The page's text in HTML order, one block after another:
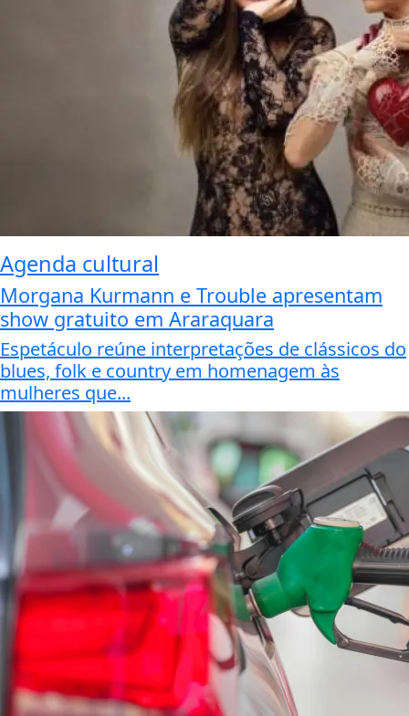
Agenda cultural
Morgana Kurmann e Trouble apresentam
show gratuito em Araraquara
Espetáculo reúne interpretações de clássicos do
blues, folk e country em homenagem às
mulheres que...